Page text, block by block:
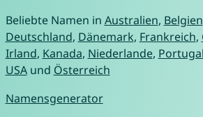
Beliebte Namen in Australien, Belgien
Deutschland, Dänemark, Frankreich,
Irland, Kanada, Niederlande, Portugal
USAund Österreich
Namensgenerator